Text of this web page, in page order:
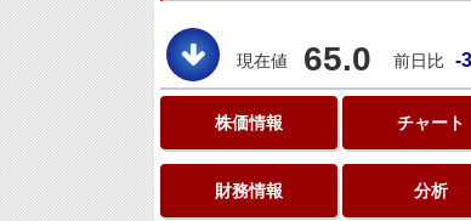
現在値 65.0 前日比 -
株価情報 チャート
財務情報 分析